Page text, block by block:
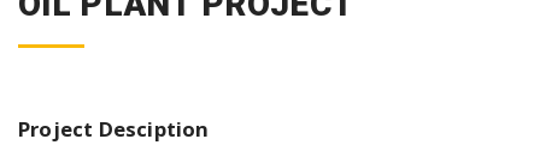
Project Desciption